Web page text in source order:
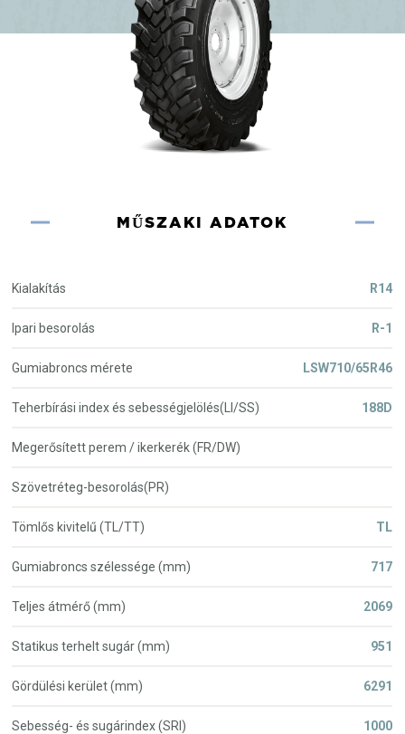
MŰSZAKI ADATOK
Kialakítás R14
Ipari besorolás R-1
Gumiabroncs mérete LSW710/65R46
Teherbírási index és sebességjelölés(LI/SS) 188D
Megerősített perem / ikerkerék (FR/DW)
Szövetréteg-besorolás(PR)
Tömlős kivitelű (TL/TT) TL
Gumiabroncs szélessége (mm) 717
Teljes átmérő (mm) 2069
Statikus terhelt sugár (mm) 951
Gördülési kerület (mm) 6291
Sebesség- és sugárindex (SRI) 1000